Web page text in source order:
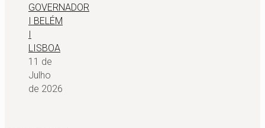
GOVERNADOR
I BELÉM
I
LISBOA
11 de
Julho
de 2026